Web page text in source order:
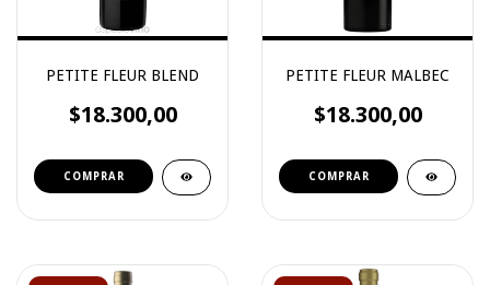
PETITE FLEUR BLEND
$18.300,00
PETITE FLEUR MALBEC
$18.300,00